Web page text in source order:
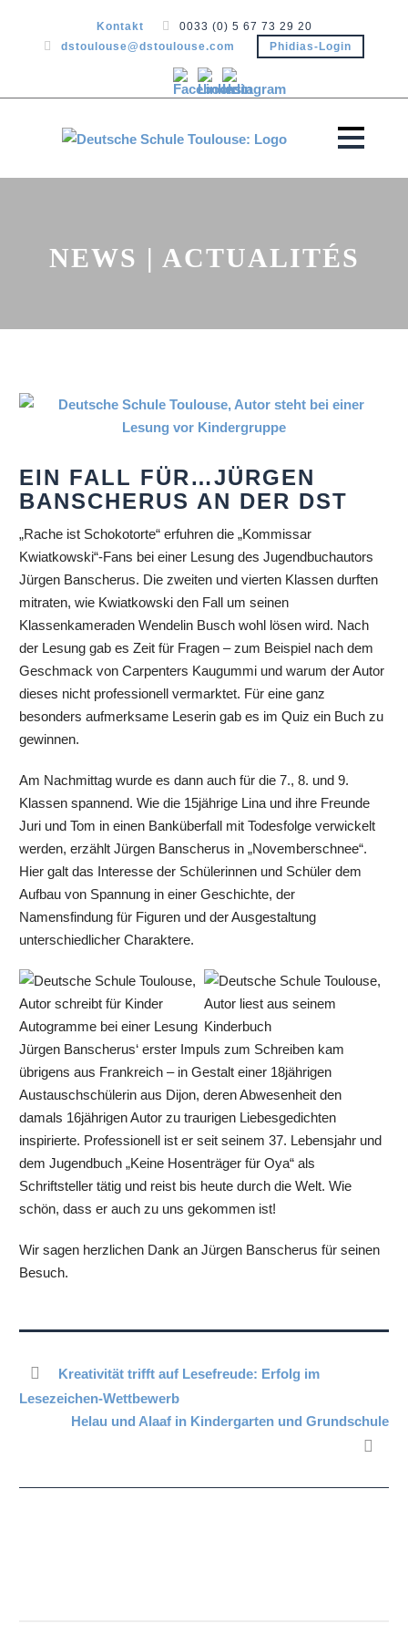
Kontakt
0033 (0) 5 67 73 29 20
dstoulouse@dstoulouse.com
Phidias-Login
NEWS | ACTUALITÉS
EIN FALL FÜR…JÜRGEN
BANSCHERUS AN DER DST
„Rache ist Schokotorte“ erfuhren die „Kommissar
Kwiatkowski“-Fans bei einer Lesung des Jugendbuchautors
Jürgen Banscherus. Die zweiten und vierten Klassen durften
mitraten, wie Kwiatkowski den Fall um seinen
Klassenkameraden Wendelin Busch wohl lösen wird. Nach
der Lesung gab es Zeit für Fragen – zum Beispiel nach dem
Geschmack von Carpenters Kaugummi und warum der Autor
dieses nicht professionell vermarktet. Für eine ganz
besonders aufmerksame Leserin gab es im Quiz ein Buch zu
gewinnen.
Am Nachmittag wurde es dann auch für die 7., 8. und 9.
Klassen spannend. Wie die 15jährige Lina und ihre Freunde
Juri und Tom in einen Banküberfall mit Todesfolge verwickelt
werden, erzählt Jürgen Banscherus in „Novemberschnee“.
Hier galt das Interesse der Schülerinnen und Schüler dem
Aufbau von Spannung in einer Geschichte, der
Namensfindung für Figuren und der Ausgestaltung
unterschiedlicher Charaktere.
Jürgen Banscherus‘ erster Impuls zum Schreiben kam
übrigens aus Frankreich – in Gestalt einer 18jährigen
Austauschschülerin aus Dijon, deren Abwesenheit den
damals 16jährigen Autor zu traurigen Liebesgedichten
inspirierte. Professionell ist er seit seinem 37. Lebensjahr und
dem Jugendbuch „Keine Hosenträger für Oya“ als
Schriftsteller tätig und reist bis heute durch die Welt. Wie
schön, dass er auch zu uns gekommen ist!
Wir sagen herzlichen Dank an Jürgen Banscherus für seinen
Besuch.
Kreativität trifft auf Lesefreude: Erfolg im
Lesezeichen-Wettbewerb
Helau und Alaaf in Kindergarten und Grundschule